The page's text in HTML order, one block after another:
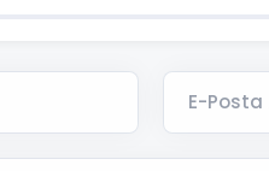
E-Posta